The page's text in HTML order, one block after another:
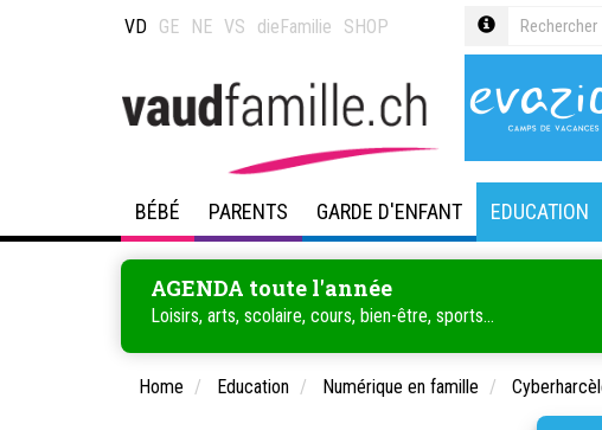
VD GE NE VS dieFamilie SHOP
BÉBÉ PARENTS GARDE D'ENFANT EDUCATION
AGENDA toute l'année
Loisirs, arts, scolaire, cours, bien-être, sports...
Home Education Numérique en famille